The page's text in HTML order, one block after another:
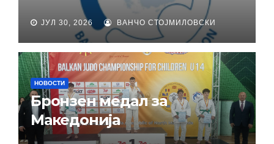
ЈУЛ 30, 2026 ВАНЧО СТОЈМИЛОВСКИ
НОВОСТИ
Бронзен медал за
Македонија